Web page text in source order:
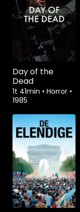
Day of the
Dead
1t 41min • Horror •
1985